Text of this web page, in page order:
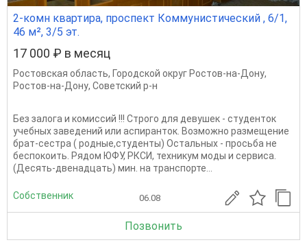
2-комн квартира, проспект Коммунистический , 6/1,
46 м², 3/5 эт.
17 000 ₽ в месяц
Ростовская область, Городской округ Ростов-на-Дону,
Ростов-на-Дону, Советский р-н
Без залога и комиссий !!! Строго для девушек - студенток
учебных заведений или аспиранток. Возможно размещение
брат-сестра ( родные,студенты) Остальных - просьба не
беспокоить. Рядом ЮФУ, РКСИ, техникум моды и сервиса.
(Десять-двенадцать) мин. на транспорте...
Собственник 06.08
Позвонить